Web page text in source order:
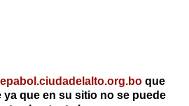
que
que en su sitio no se puede